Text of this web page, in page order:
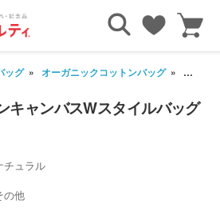
ッグ オーガニックコットンバッグ オーガ
キャンバスWスタイルバッグ
チュラル
の他